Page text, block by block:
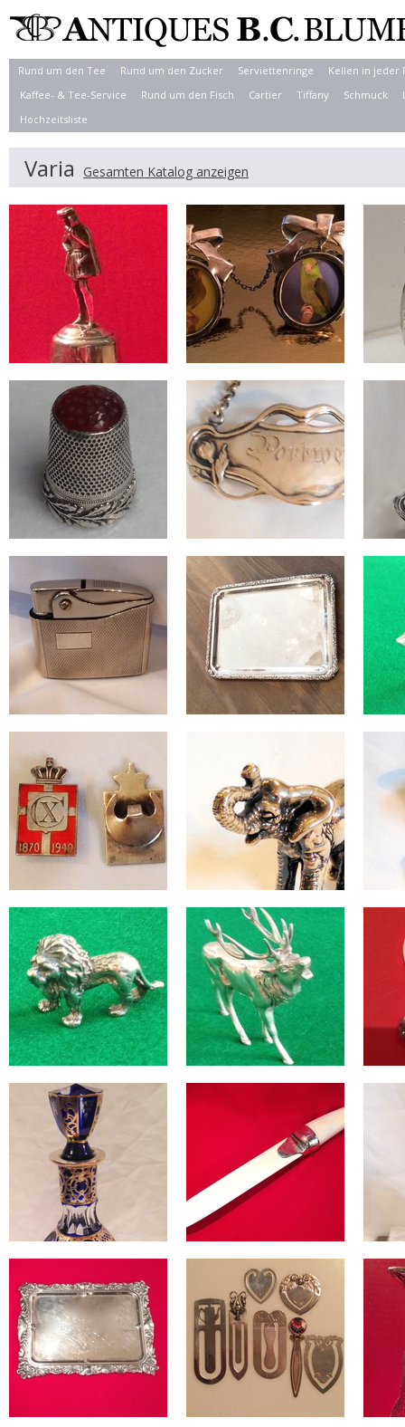
Rund um den Tee Rund um den Zucker Serviettenringe
Kellen in jeder
Kaffee- & Tee-Service
Rund um den Fisch Cartier Tiffany Schmuck
Hochzeitsliste
Varia Gesamten Katalog anzeigen